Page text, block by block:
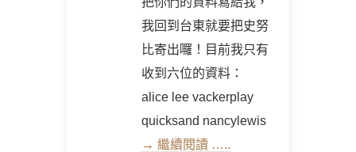
我回到台東就要把史努
比寄出囉！目前我只有
收到六位的資料：
alice lee vackerplay
quicksand nancylewis
→ 繼續閱讀 …..